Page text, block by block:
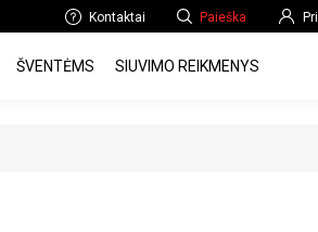
Kontaktai Paieška
ŠVENTĖMS SIUVIMO REIKMENYS